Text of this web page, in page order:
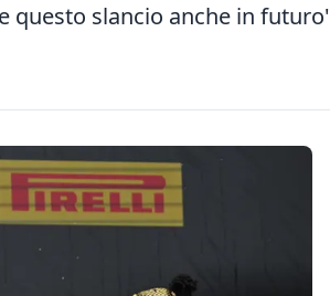
questo slancio anche in futuro'